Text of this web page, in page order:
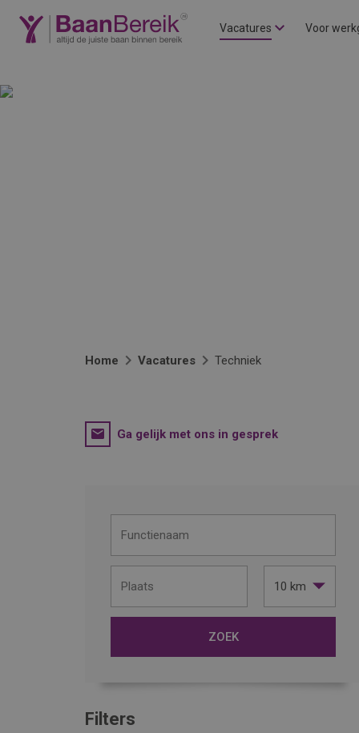
Vacatures Voor
Home Vacatures Techniek
Ga gelijk met ons in gesprek
10 km
Filters